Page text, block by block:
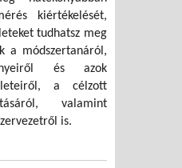
kiértékelését,
tudhatsz meg
a módszertanáról,
és azok
a célzott
valamint
is.